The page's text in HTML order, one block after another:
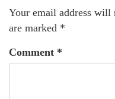
Your email address will
are marked *
Comment *